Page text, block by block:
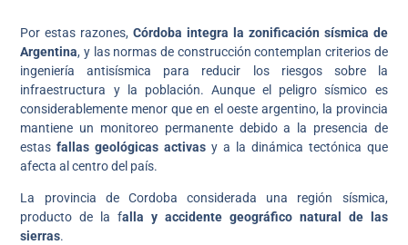
Por estas razones,Córdoba integra la zonificación sísmica de
Argentina, y las normas de construcción contemplan criterios de
ingeniería antisísmica para reducir los riesgos sobre la
infraestructura y la población. Aunque el peligro sísmico es
considerablemente menor que en el oeste argentino, la provincia
mantiene un monitoreo permanente debido a la presencia de
estasfallas geológicas activas y a la dinámica tectónica que
afecta al centro del país.
La provincia de Cordoba considerada una región sísmica,
producto de la falla y accidente geográfico natural de las
sierras.